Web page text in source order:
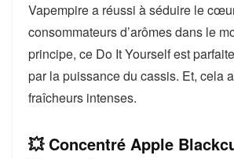
Vapempire a réussi à séduire le
consommateurs d’arômes dans le
principe, ce Do It Yourself est
par la puissance du cassis. Et, cela
fraîcheurs intenses.
💥 Concentré Apple